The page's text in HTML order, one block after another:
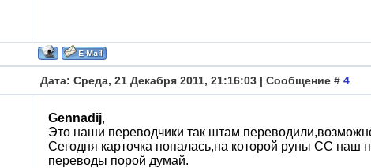
Дата: Среда, 21 Декабря 2011, 21:16:03 | Сообщение # 4
Gennadij,
Это наши переводчики так штам
Сегодня карточка попалась,на которой руны СС наш
переводы порой думай.